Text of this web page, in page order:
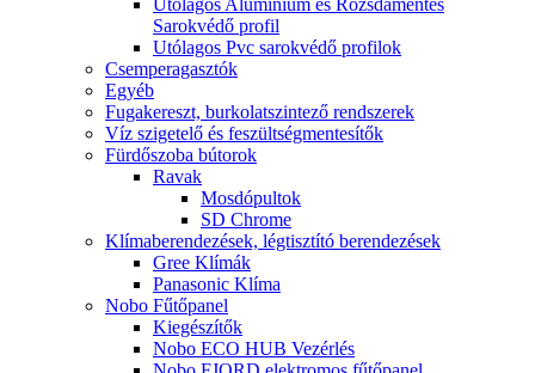
Utólagos Alumínium és Rozsdamentes
Sarokvédő profil
Utólagos Pvc sarokvédő profilok
Csemperagasztók
Egyéb
Fugakereszt, burkolatszintező rendszerek
Víz szigetelő és feszültségmentesítők
Fürdőszoba bútorok
Ravak
Mosdópultok
SD Chrome
Klímaberendezések, légtisztító berendezések
Gree Klímák
Panasonic Klíma
Nobo Fűtőpanel
Kiegészítők
Nobo ECO HUB Vezérlés